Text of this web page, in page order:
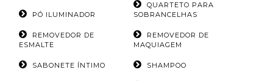
PÓ ILUMINADOR
QUARTETO PARA
SOBRANCELHAS
REMOVEDOR DE
ESMALTE
REMOVEDOR DE
MAQUIAGEM
SABONETE ÍNTIMO SHAMPOO